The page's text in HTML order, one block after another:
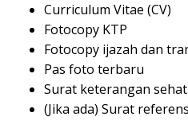
Curriculum Vitae (CV)
Fotocopy KTP
Fotocopy ijazah dan
Pas foto terbaru
Surat keterangan
(Jika ada) Surat